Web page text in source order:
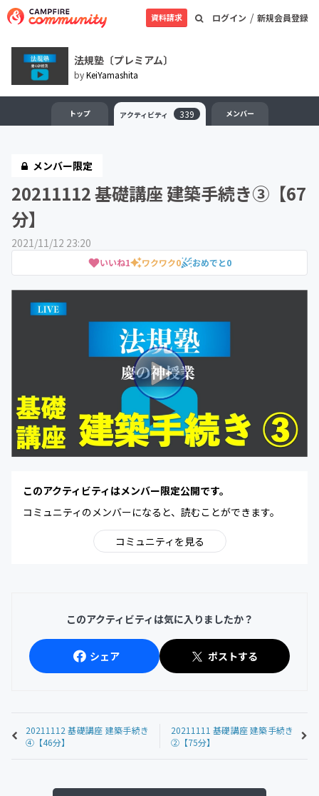
ログイン / 新規会員登録
資料請求
法規塾〔プレミアム〕
byKeiYamashita
トップ アクティビティ 339 メンバー
メンバー限定
20211112 基礎講座 建築手続き③【67
分】
2021/11/12 23:20
いいね1 ワクワク0 おめでと0
このアクティビティはメンバー限定公開です。
コミュニティのメンバーになると、読むことができます。
コミュニティを見る
このアクティビティは気に入りましたか？
シェア ポストする
20211112 基礎講座 建築手続き
④【46分】
20211111 基礎講座 建築手続き
②【75分】